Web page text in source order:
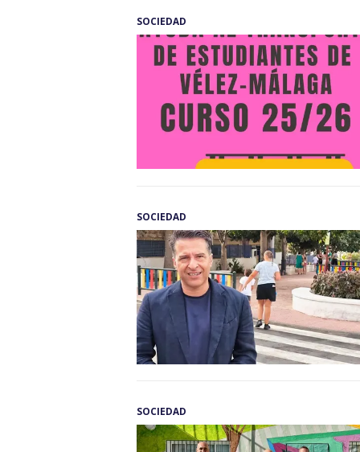
SOCIEDAD
SOCIEDAD
SOCIEDAD